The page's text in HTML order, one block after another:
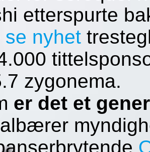
etterspurte
se nyhet
zygonema.
er det et